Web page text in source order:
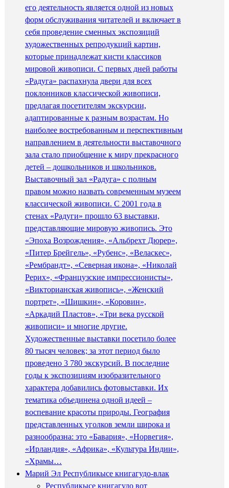
его деятельность является одной из новых
форм обслуживания читателей и включает в
себя проведение сменных экспозиций
художественных репродукций картин,
которые принадлежат кисти классиков
мировой живописи. С первых дней работы
«Радуга» распахнула двери для всех
поклонников классической живописи,
предлагая посетителям экскурсии,
адаптированные к разным возрастам. Но
наиболее востребованным и перспективным
направлением в деятельности выставочного
зала стало приобщение к миру прекрасного
детей – дошкольников и школьников.
Выставочный зал «Радуга» с полным
правом можно назвать современным музеем
классической живописи. С 2001 года в
стенах «Радуги» прошло 63 выставки,
представляющие мировую живопись. Это
«Эпоха Возрождения», «Альбрехт Дюрер»,
«Питер Брейгель», «Рубенс», «Веласкес»,
«Рембрандт», «Северная икона», «Николай
Рерих», «Французские импрессионисты»,
«Викторианская живопись», «Женский
портрет», «Шишкин», «Коровин»,
«Аркадий Пластов», «Три века русской
живописи» и многие другие.
Художественные выставки посетило более
80 тысяч человек; за этот период было
проведено 3 780 экскурсий. В последние
годы к экспозициям изобразительного
характера добавились фотовыставки. Их
тематика объединена одной идеей –
воспевание красоты природы. География
представленных уголков земли широка и
разнообразна: это «Бавария», «Норвегия»,
«Ирландия», «Африка», «Культура Индии»,
«Храмы…
Марий Эл Республикысе книгагудо-влак
Республикысе книгагудо вот